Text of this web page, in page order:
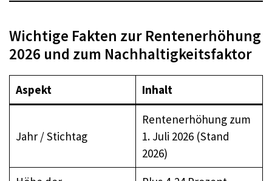
Wichtige Fakten zur Rentenerhöhung
2026 und zum Nachhaltigkeitsfaktor
Aspekt Inhalt
Jahr / Stichtag
Rentenerhöhung zum
1. Juli 2026 (Stand
2026)